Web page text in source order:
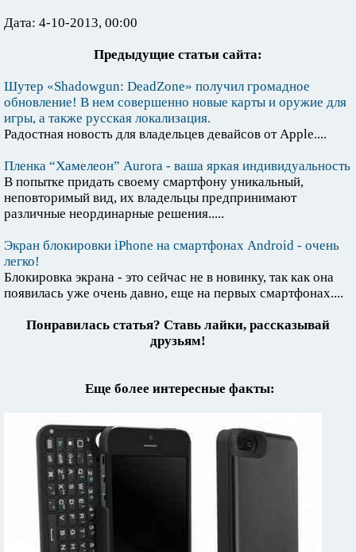
Дата: 4-10-2013, 00:00
Предыдущие статьи сайта:
Шутер «Shadowgun: DeadZone» получил громадное
обновление! В нем совершенно новые карты и оружие для
игры, а также русская локализация.
Радостная новость для владельцев девайсов от Apple....
Пленка “Хамелеон” Aurora - ваша яркая индивидуальность
В попытке придать своему смартфону уникальный,
неповторимый вид, их владельцы предпринимают
различные неординарные решения.....
Экран блокировки iPhone на смартфонах Android - очень
легко!
Блокировка экрана - это сейчас не в новинку, так как она
появилась уже очень давно, еще на первых смартфонах....
Понравилась статья? Ставь лайки, рассказывай
друзьям!
Еще более интересные факты: